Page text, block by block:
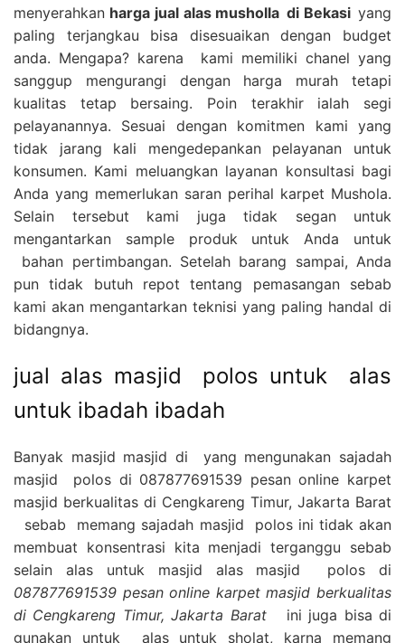
menyerahkan harga jual alas musholla di Bekasiyang
paling terjangkau bisa disesuaikan dengan budget
anda. Mengapa? karena kami memiliki chanel yang
sanggup mengurangi dengan harga murah tetapi
kualitas tetap bersaing. Poin terakhir ialah segi
pelayanannya. Sesuai dengan komitmen kami yang
tidak jarang kali mengedepankan pelayanan untuk
konsumen. Kami meluangkan layanan konsultasi bagi
Anda yang memerlukan saran perihal karpet Mushola.
Selain tersebut kami juga tidak segan untuk
mengantarkan sample produk untuk Anda untuk
bahan pertimbangan. Setelah barang sampai, Anda
pun tidak butuh repot tentang pemasangan sebab
kami akan mengantarkan teknisi yang paling handal di
bidangnya.
jual alas masjid polos untuk alas
untuk ibadah ibadah
Banyak masjid masjid di yang mengunakan sajadah
masjid polos di 087877691539 pesan online karpet
masjid berkualitas di Cengkareng Timur, Jakarta Barat
sebab memang sajadah masjid polos ini tidak akan
membuat konsentrasi kita menjadi terganggu sebab
selain alas untuk masjid alas masjid polos di
087877691539 pesan online karpet masjid berkualitas
di Cengkareng Timur, Jakarta Barat
ini juga bisa di
gunakan untuk alas untuk sholat, karna memang